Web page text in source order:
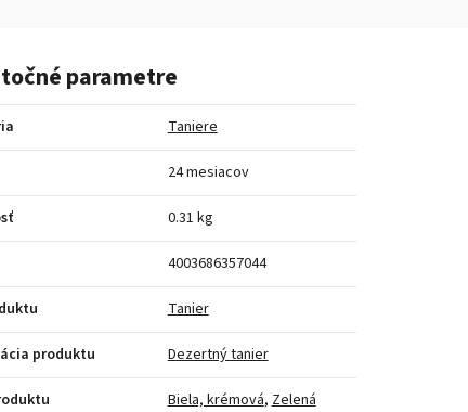
parametre
Taniere
24 mesiacov
0.31 kg
4003686357044
Tanier
produktu Dezertný tanier
Biela, krémová, Zelená